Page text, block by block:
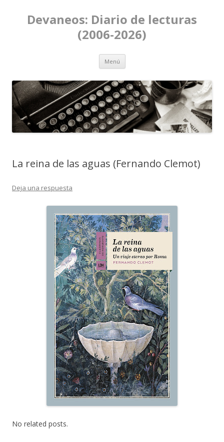
Devaneos: Diario de lecturas
(2006-2026)
Menú Ir al contenido
La reina de las aguas (Fernando Clemot)
Deja una respuesta
No related posts.